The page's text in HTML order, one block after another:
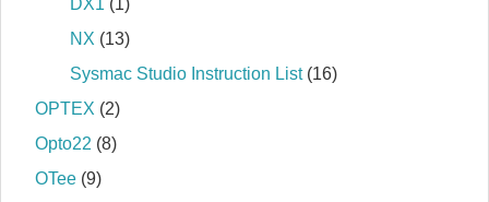
DX1 (1)
NX (13)
Sysmac Studio Instruction List(16)
OPTEX (2)
Opto22 (8)
OTee (9)